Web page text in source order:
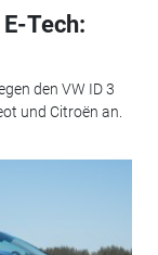
Tech:
den VW ID 3
und Citroën an.